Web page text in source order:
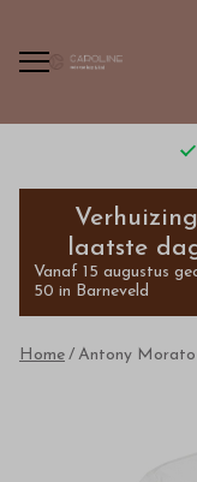
Antony
Morato
Polo
laatste
Vanaf 15 augustus
50 in Barneveld
Home Antony Morato